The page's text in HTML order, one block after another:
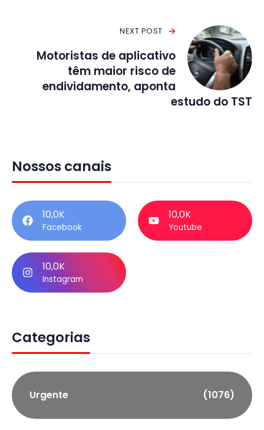
NEXT POST
Motoristas de aplicativo
têm maior risco de
endividamento, aponta
estudo do TST
Nossos canais
10,0K
Facebook
10,0K
Youtube
10,0K
Instagram
Categorias
Urgente (1076)